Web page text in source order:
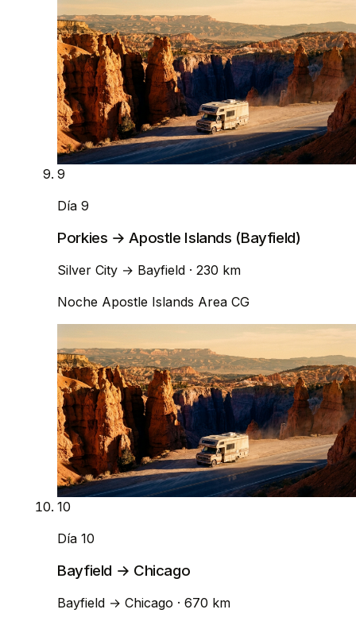
9
Día 9
Porkies → Apostle Islands (Bayfield)
Silver City → Bayfield · 230 km
Noche Apostle Islands Area CG
10
Día 10
Bayfield → Chicago
Bayfield → Chicago · 670 km